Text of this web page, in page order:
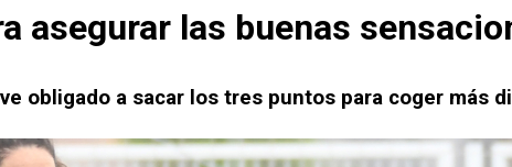
asegurar las buenas
obligado a sacar los tres puntos para coger más